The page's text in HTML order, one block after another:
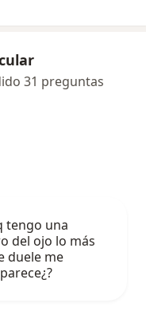
31 preguntas
tengo una
del ojo lo más
duele me